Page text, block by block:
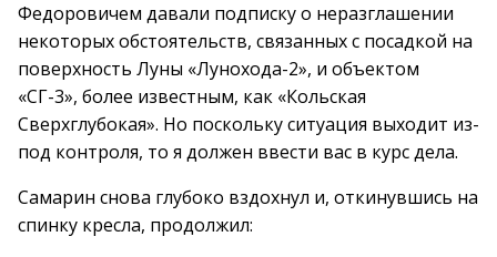
Федоровичем давали подписку о неразглашении
некоторых обстоятельств, связанных с посадкой на
поверхность Луны «Лунохода-2», и объектом
«СГ-3», более известным, как «Кольская
Сверхглубокая». Но поскольку ситуация выходит из-
под контроля, то я должен ввести вас в курс дела.
Самарин снова глубоко вздохнул и, откинувшись на
спинку кресла, продолжил: